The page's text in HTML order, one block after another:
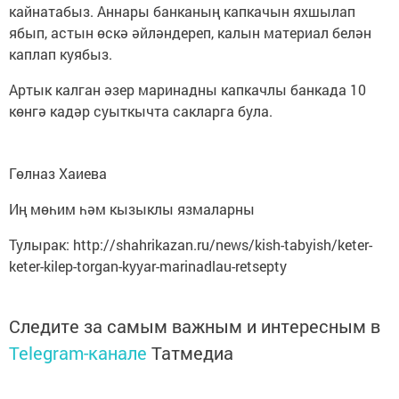
кайнатабыз. Аннары банканың капкачын яхшылап
ябып, астын өскә әйләндереп, калын материал белән
каплап куябыз.
Артык калган әзер маринадны капкачлы банкада 10
көнгә кадәр суыткычта сакларга була.
Гөлназ Хаиева
Иң мөһим һәм кызыклы язмаларны
Тулырак: http://shahrikazan.ru/news/kish-tabyish/keter-
keter-kilep-torgan-kyyar-marinadlau-retsepty
Следите за самым важным и интересным в
Telegram-канале Татмедиа